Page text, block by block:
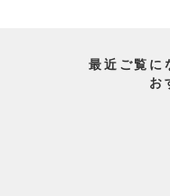
最近ご覧に
お